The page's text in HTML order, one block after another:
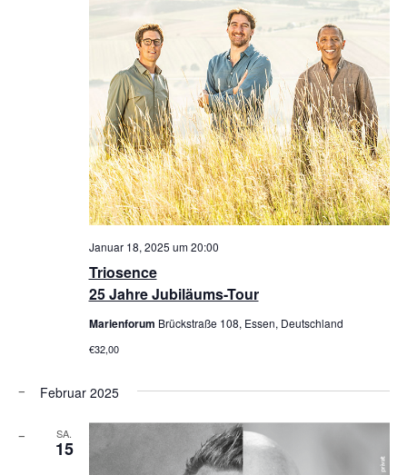
Triosence
25 Jahre Jubiläums-Tour
Januar 18, 2025 um 20:00
Marienforum Brückstraße 108, Essen, Deutschland
€32,00
Februar 2025
SA.
15